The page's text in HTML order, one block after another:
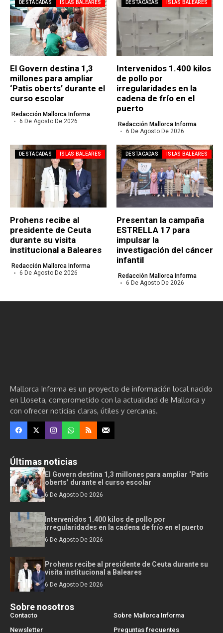
DESTACADAS ISLAS BALEARES
El Govern destina 1,3
millones para ampliar
‘Patis oberts’ durante el
curso escolar
Redacción Mallorca Informa
6 De Agosto De 2026
DESTACADAS ISLAS BALEARES
Intervenidos 1.400 kilos
de pollo por
irregularidades en la
cadena de frío en el
puerto
Redacción Mallorca Informa
6 De Agosto De 2026
DESTACADAS ISLAS BALEARES
Prohens recibe al
presidente de Ceuta
durante su visita
institucional a Baleares
Redacción Mallorca Informa
6 De Agosto De 2026
DESTACADAS ISLAS BALEARES
Presentan la campaña
ESTRELLA 17 para
impulsar la
investigación del cáncer
infantil
Redacción Mallorca Informa
6 De Agosto De 2026
Mallorca Informa es un proyecto de información local nacido
en Lloseta, comprometido con la actualidad de Mallorca y
con ofrecer noticias claras, útiles y cercanas.
Últimas noticias
El Govern destina 1,3 millones para ampliar ‘Patis
oberts’ durante el curso escolar
6 De Agosto De 2026
Intervenidos 1.400 kilos de pollo por
irregularidades en la cadena de frío en el puerto
6 De Agosto De 2026
Prohens recibe al presidente de Ceuta durante su
visita institucional a Baleares
6 De Agosto De 2026
Sobre nosotros
Contacto
Sobre Mallorca Informa
Newsletter
Preguntas frecuentes